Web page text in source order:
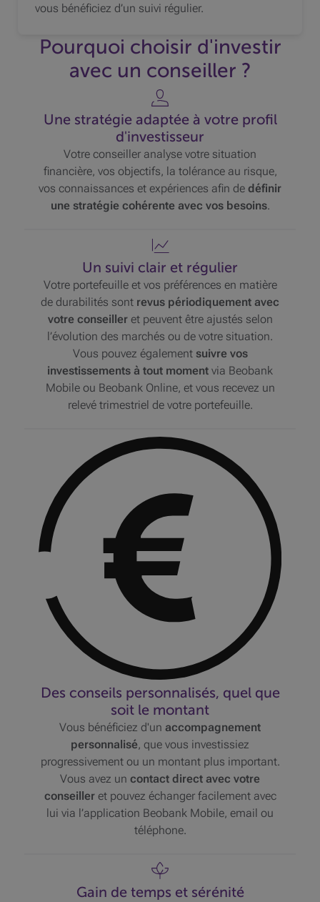
vous bénéficiez d’un suivi régulier.
Pourquoi choisir d'investir
avec un conseiller ?
Une stratégie adaptée à votre profil
d'investisseur
Votre conseiller analyse votre situation
financière, vos objectifs, la tolérance au risque,
vos connaissances et expériences afin de définir
une stratégie cohérente avec vos besoins.
Un suivi clair et régulier
Votre portefeuille et vos préférences en matière
de durabilités sont revus périodiquement avec
votre conseiller et peuvent être ajustés selon
l’évolution des marchés ou de votre situation.
Vous pouvez égalementsuivre vos
investissements à tout moment via Beobank
Mobile ou Beobank Online, et vous recevez un
relevé trimestriel de votre portefeuille.
Des conseils personnalisés, quel que
soit le montant
Vous bénéficiez d'un accompagnement
personnalisé, que vous investissiez
progressivement ou un montant plus important.
Vous avez un contact direct avec votre
conseilleret pouvez échanger facilement avec
lui via l’application Beobank Mobile, email ou
téléphone.
Gain de temps et sérénité